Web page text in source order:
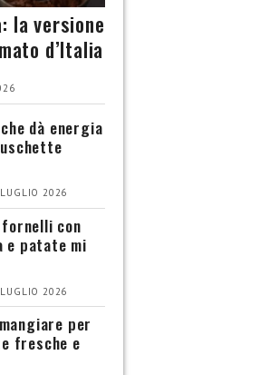
la versione
d’Italia
dà energia
2026
con
e patate mi
2026
per
fresche e